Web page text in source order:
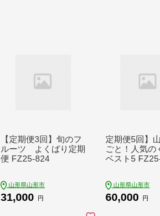
【定期便3回】旬のフ
ルーツ よくばり定期
便 FZ25-824
山形県山形市
31,000 円
定期便5回】
ごと！人気の
ベスト5
山形県山形市
60,000 円